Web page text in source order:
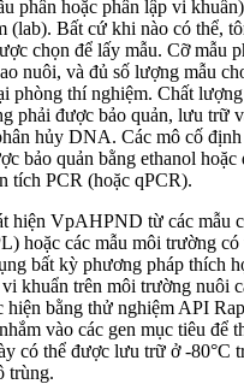
phân hoặc phân lập vi
(lab). Bất cứ khi nào có thể,
chọn để lấy mẫu. Cỡ mẫu
nuôi, và đủ số lượng mẫu
phòng thí nghiệm. Chất lượng
phải được bảo quản, lưu trữ
hủy DNA. Các mô cố
bảo quản bằng ethanol hoặc
tích PCR (hoặc qPCR).
hiện VpAHPND từ các mẫu
hoặc các mẫu môi trường
bất kỳ phương pháp thích
khuẩn trên môi trường nuôi
hiện bằng thử nghiệm API
vào các gen mục tiêu để
có thể được lưu trữ ở -80°C
trùng.